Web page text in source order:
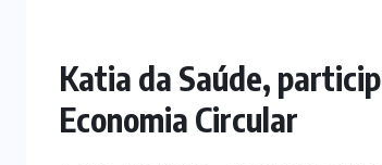
Katia da Saúde,
Economia Circular